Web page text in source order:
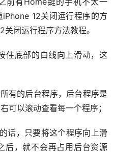
12关闭运行程序的方
闭运行程序方法教程。
住底部的白线向上滑动，这
有的后台程序，后台程序是
可以滚动查看每一个程序；
话，只要将这个程序向上滑
后，就不会再占用后台资源